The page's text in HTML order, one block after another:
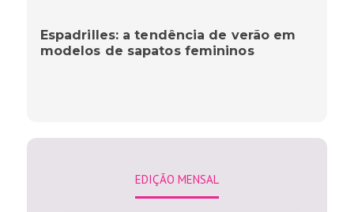
Espadrilles: a tendência de verão em
modelos de sapatos femininos
EDIÇÃO MENSAL